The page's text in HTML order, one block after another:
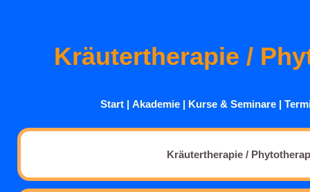
Kräutertherapie /
Start | Akademie | Kurse & Seminare |
Kräutertherapie /